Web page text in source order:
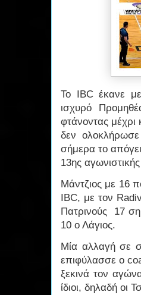
Το IBC έκανε
ισχυρό
φτάνοντας μέχρι
δεν
σήμερα το
13ης
Μάντζιος με 16
IBC, με τον
Πατρινούς 17
10 ο Λάγιος.
Μία αλλαγή σε
επιφύλασσε ο
ξεκινά τον
ίδιοι, δηλαδή οι